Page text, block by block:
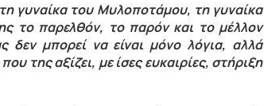
γυναίκα του Μυλοποτάμου, τη γυναίκα
το παρελθόν, το παρόν και το μέλλον
μπορεί να είναι μόνο λόγια, αλλά
της αξίζει, με ίσες ευκαιρίες, στήριξη